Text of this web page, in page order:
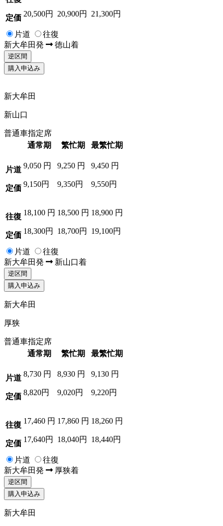
定価 20,500円 20,900円 21,300円
片道
往復
新大牟田発 徳山着
逆区間
購入申込み
新大牟田
新山口
普通車指定席
通常期
繁忙期 最繁忙期
片道
定価
9,050 円
9,150円
9,250 円
9,350円
9,450 円
9,550円
往復
定価
18,100 円
18,300円
18,500 円
18,700円
18,900 円
19,100円
片道
往復
新大牟田発 新山口着
逆区間
購入申込み
新大牟田
厚狭
普通車指定席
通常期
繁忙期 最繁忙期
片道
定価
8,730 円
8,820円
8,930 円
9,020円
9,130 円
9,220円
往復
定価
17,460 円
17,640円
17,860 円
18,040円
18,260 円
18,440円
片道
往復
新大牟田発 厚狭着
逆区間
購入申込み
新大牟田